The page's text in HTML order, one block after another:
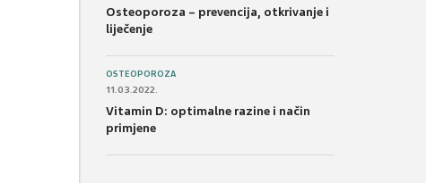
Osteoporoza – prevencija, otkrivanje i
liječenje
OSTEOPOROZA
11.03.2022.
Vitamin D: optimalne razine i način
primjene